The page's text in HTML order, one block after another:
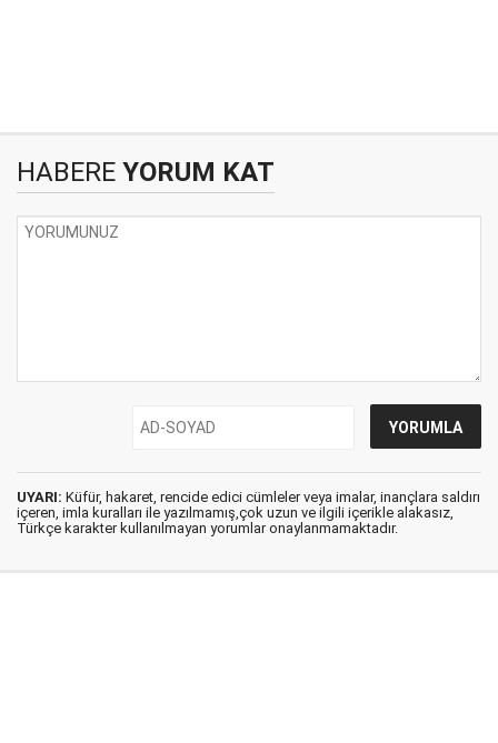
HABERE YORUM KAT
UYARI: Küfür, hakaret, rencide edici cümleler veya imalar, inançlara saldırı
içeren, imla kuralları ile yazılmamış,çok uzun ve ilgili içerikle alakasız,
Türkçe karakter kullanılmayan yorumlar onaylanmamaktadır.